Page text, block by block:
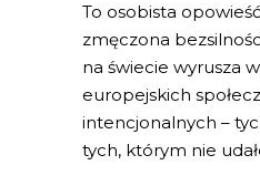
To osobista
zmęczona
na świecie wyrusza
europejskich
intencjonalnych –
tych, którym nie